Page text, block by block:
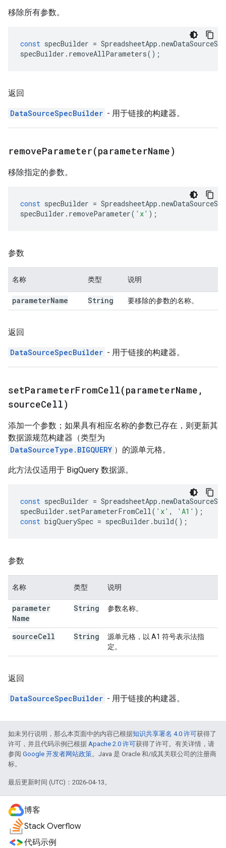
移除所有参数。
const specBuilder = SpreadsheetApp .
specBuilder . removeAllParameters();
返回
DataSourceSpecBuilder - 用于链接的构建器。
removeParameter(parameterName)
移除指定的参数。
const specBuilder = SpreadsheetApp .
specBuilder . removeParameter( 'x' );
参数
名称 类型 说明
parameterName String 要移除的参数的名称。
返回
DataSourceSpecBuilder - 用于链接的构建器。
setParameterFromCell(parameterName ,
sourceCell)
添加一个参数；如果具有相应名称的参数已存在，则更新其
数据源规范构建器（类型为
DataSourceType.BIGQUERY ）的源单元格。
此方法仅适用于 BigQuery 数据源。
const specBuilder = SpreadsheetApp .
specBuilder . setParameterFromCell( 'x' , 'A1' );
const bigQuerySpec = specBuilder .build();
参数
名称 类型 说明
parameter
Name
String 参数名称。
sourceCell String
源单元格，以 A1 符号表示法指
定。
返回
DataSourceSpecBuilder - 用于链接的构建器。
如未另行说明，那么本页面中的内容已根据知识共享署名 4.0 许可获得了
许可，并且代码示例已根据 Apache 2.0 许可获得了许可。有关详情，请
参阅 Google 开发者网站政策。Java 是 Oracle 和/或其关联公司的注册商
标。
最后更新时间 (UTC)：2026-04-13。
博客
Stack Overflow
代码示例